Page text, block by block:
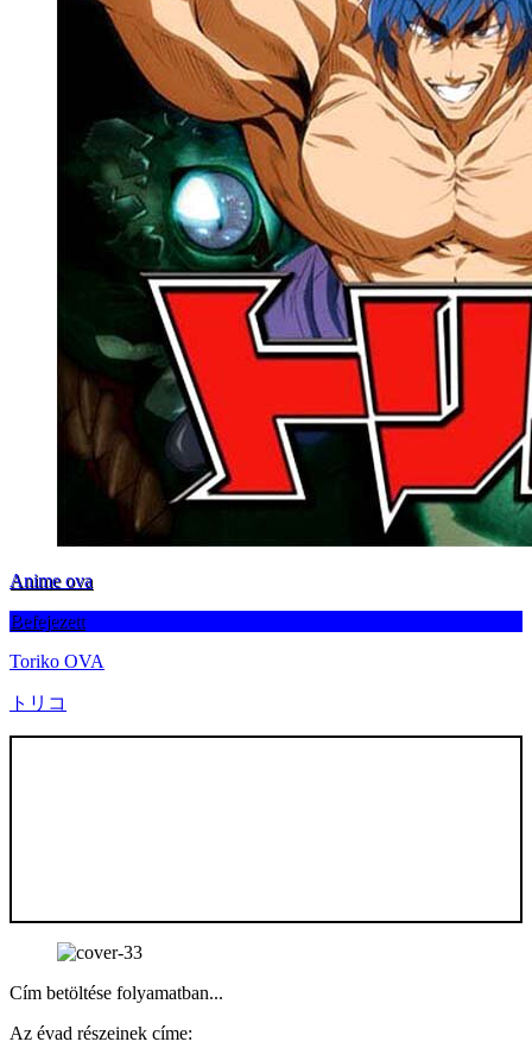
Anime ova
Befejezett
Toriko OVA
トリコ
Cím betöltése folyamatban...
Az évad részeinek címe: